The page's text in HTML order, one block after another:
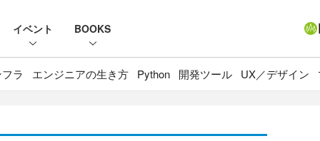
イベント BOOKS
ラ エンジニアの生き方 Python 開発ツール UX／デザイン